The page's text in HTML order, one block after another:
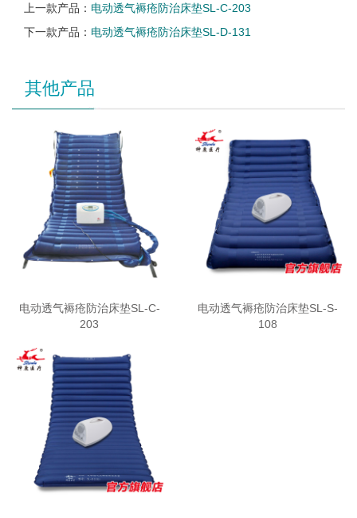
上一款产品： 电动透气褥疮防治床垫SL-C-203
下一款产品： 电动透气褥疮防治床垫SL-D-131
其他产品
电动透气褥疮防治床垫SL-C-
203
电动透气褥疮防治床垫SL-S-
108